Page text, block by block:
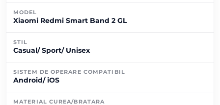
MODEL
Xiaomi Redmi Smart Band 2 GL
STIL
Casual/ Sport/ Unisex
SISTEM DE OPERARE COMPATIBIL
Android/ iOS
MATERIAL CUREA/BRATARA